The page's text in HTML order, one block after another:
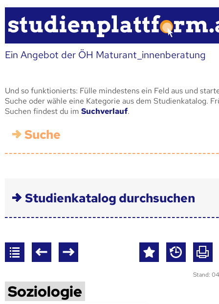
Ein Angebot der ÖH Maturant_innenberatung
Und so funktionierts: Fülle mindestens ein Feld aus und
Suche oder wähle eine Kategorie aus dem Studienkatalog.
Suchen findest du im Suchverlauf.
Suche
Studienkatalog durchsuchen
Stand:
Soziologie